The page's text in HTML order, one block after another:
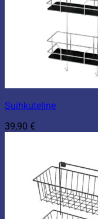
Suihkuteline
39,90 €